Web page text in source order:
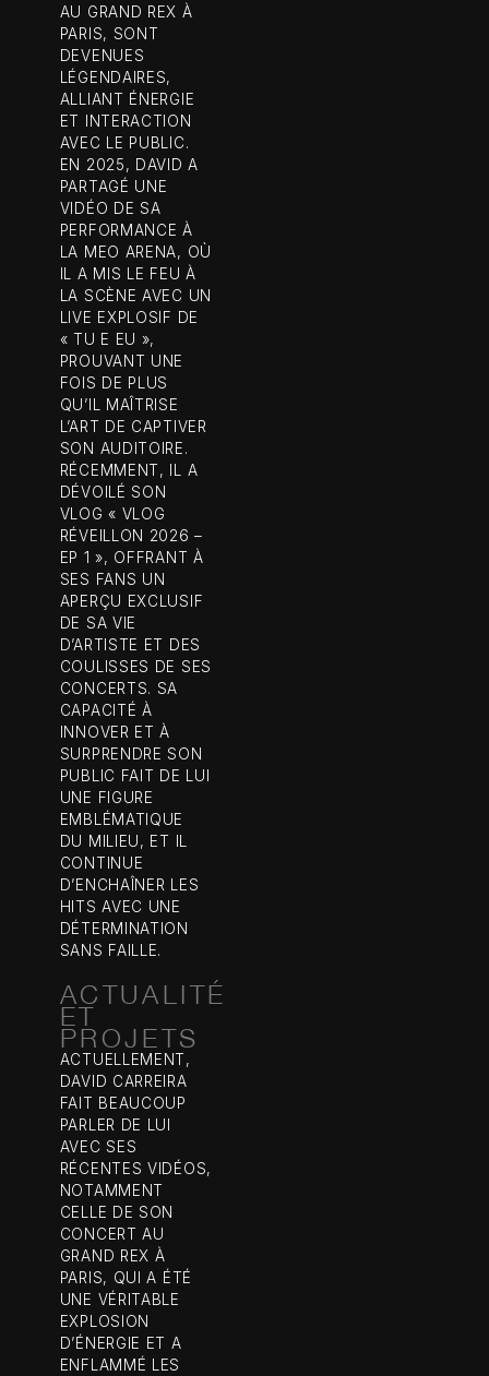
AU GRAND REX À
PARIS, SONT
DEVENUES
LÉGENDAIRES,
ALLIANT ÉNERGIE
ET INTERACTION
AVEC LE PUBLIC.
EN 2025, DAVID A
PARTAGÉ UNE
VIDÉO DE SA
PERFORMANCE À
LA MEO ARENA, OÙ
IL A MIS LE FEU À
LA SCÈNE AVEC UN
LIVE EXPLOSIF DE
« TU E EU »,
PROUVANT UNE
FOIS DE PLUS
QU’IL MAÎTRISE
L’ART DE CAPTIVER
SON AUDITOIRE.
RÉCEMMENT, IL A
DÉVOILÉ SON
VLOG « VLOG
RÉVEILLON 2026 –
EP 1 », OFFRANT À
SES FANS UN
APERÇU EXCLUSIF
DE SA VIE
D’ARTISTE ET DES
COULISSES DE SES
CONCERTS. SA
CAPACITÉ À
INNOVER ET À
SURPRENDRE SON
PUBLIC FAIT DE LUI
UNE FIGURE
EMBLÉMATIQUE
DU MILIEU, ET IL
CONTINUE
D’ENCHAÎNER LES
HITS AVEC UNE
DÉTERMINATION
SANS FAILLE.
ACTUALITÉ
ET
PROJETS
ACTUELLEMENT,
DAVID CARREIRA
FAIT BEAUCOUP
PARLER DE LUI
AVEC SES
RÉCENTES VIDÉOS,
NOTAMMENT
CELLE DE SON
CONCERT AU
GRAND REX À
PARIS, QUI A ÉTÉ
UNE VÉRITABLE
EXPLOSION
D’ÉNERGIE ET A
ENFLAMMÉ LES